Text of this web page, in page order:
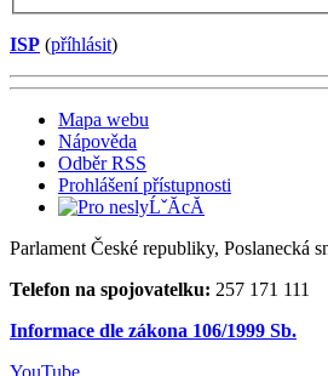
ISP (příhlásit)
Mapa webu
Nápověda
Odběr RSS
Prohlášení přístupnosti
Parlament České republiky, Poslanecká
Telefon na spojovatelku: 257 171 111
Informace dle zákona 106/1999 Sb.
YouTube